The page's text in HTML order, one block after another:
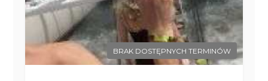
BRAK DOSTĘPNYCH TERMINÓW